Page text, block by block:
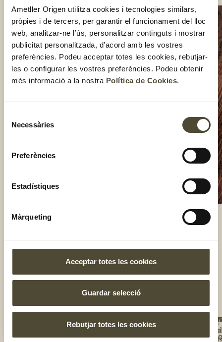
Ametller Origen utilitza cookies i tecnologies similars,
pròpies i de tercers, per garantir el funcionament del lloc
web, analitzar-ne l’ús, personalitzar continguts i mostrar
publicitat personalitzada, d’acord amb les vostres
preferències. Podeu acceptar totes les cookies, rebutjar-
les o configurar les vostres preferències. Podeu obtenir
més informació a la nostra Política de Cookies.
Necessàries
Preferències
Estadístiques
Màrqueting
Acceptar totes les cookies
Guardar selecció
Rebutjar totes les cookies
El gust és nostre
Qui